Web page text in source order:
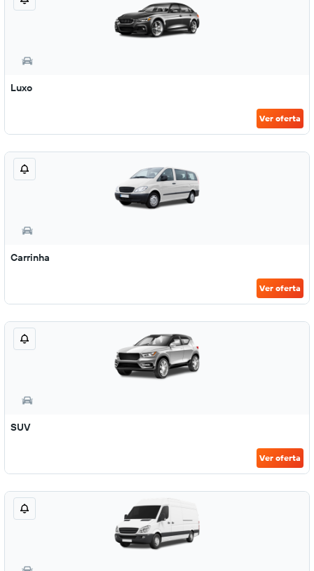
Luxo
Ver oferta
Carrinha
Ver oferta
SUV
Ver oferta